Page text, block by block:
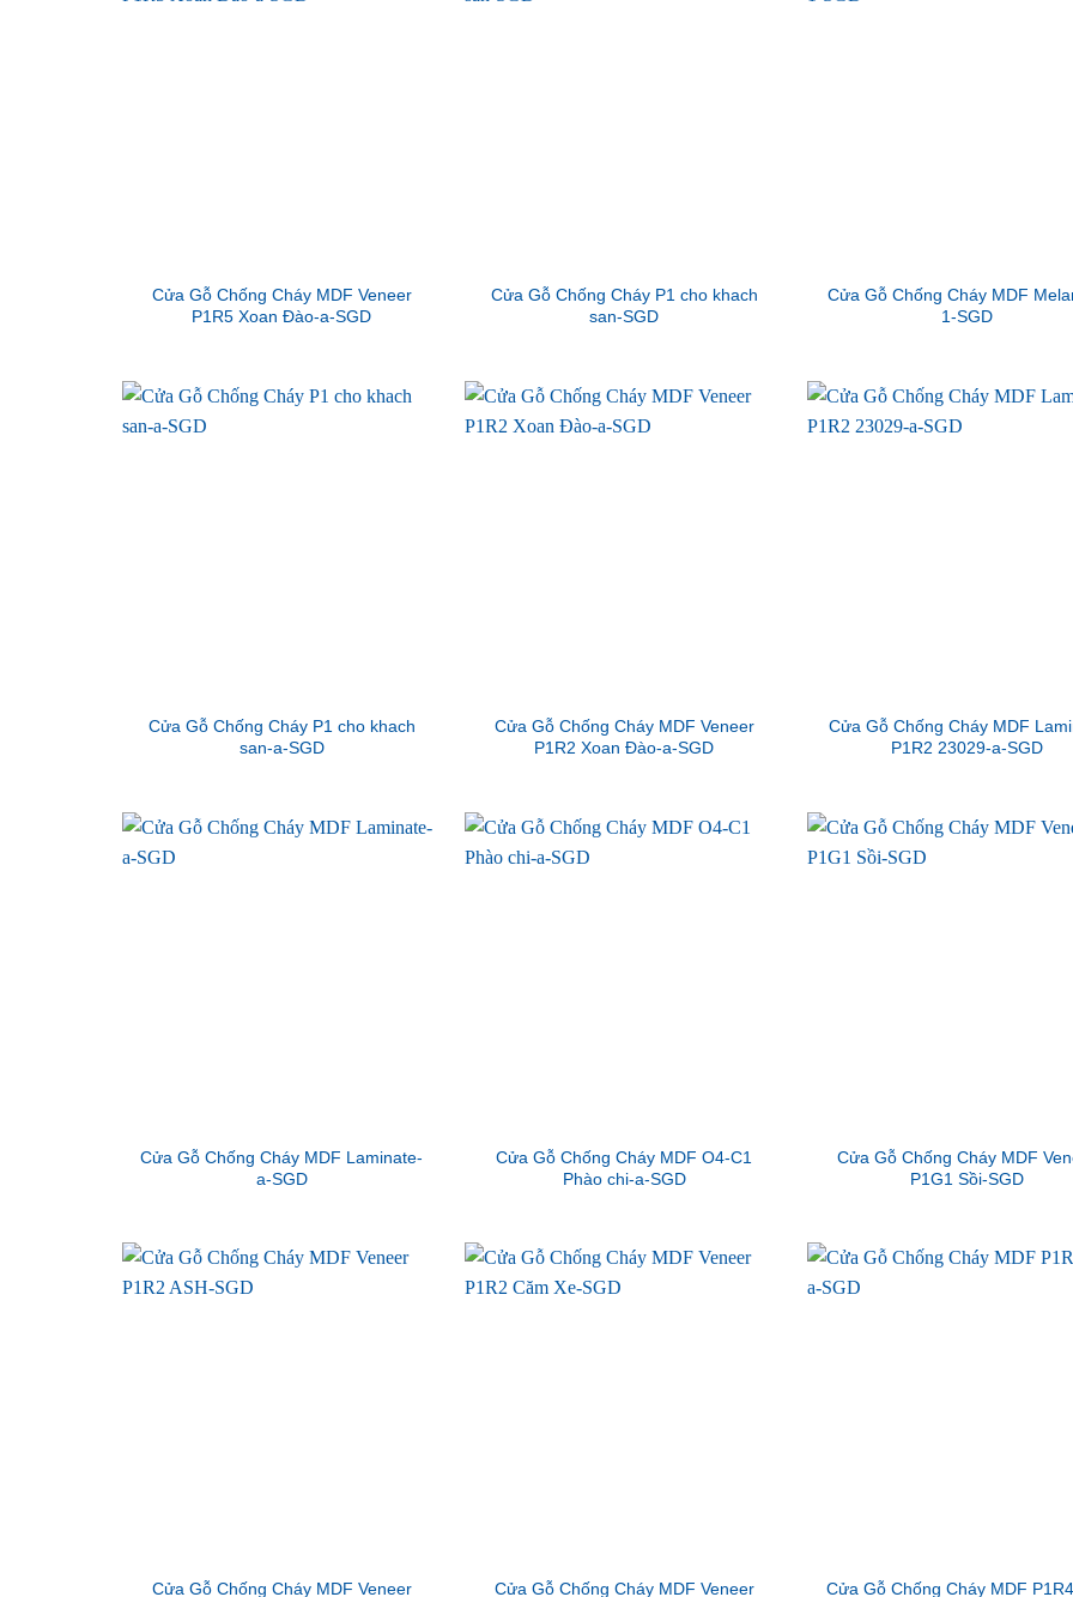
Cửa Gỗ Chống Cháy MDF Veneer
P1R5 Xoan Đào-a-SGD
Cửa Gỗ Chống Cháy P1 cho khach
san-SGD
Cửa Gỗ Chống Cháy MDF
1-SGD
Cửa Gỗ Chống Cháy P1 cho khach
san-a-SGD
Cửa Gỗ Chống Cháy MDF Veneer
P1R2 Xoan Đào-a-SGD
Cửa Gỗ Chống Cháy MDF
P1R2 23029-a-SGD
Cửa Gỗ Chống Cháy MDF Laminate-
a-SGD
Cửa Gỗ Chống Cháy MDF O4-C1
Phào chi-a-SGD
Cửa Gỗ Chống Cháy MDF
P1G1 Sồi-SGD
Cửa Gỗ Chống Cháy MDF Veneer
Cửa Gỗ Chống Cháy MDF Veneer
Cửa Gỗ Chống Cháy MDF